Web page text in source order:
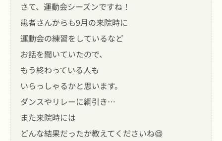
さて、運動会シーズンですね！
患者さんからも9月の来院時に
運動会の練習をしているなど
お話を聞いていたので、
もう終わっている人も
いらっしゃるかと思います。
ダンスやリレーに綱引き…
また来院時には
どんな結果だったか教えてくださいね😄